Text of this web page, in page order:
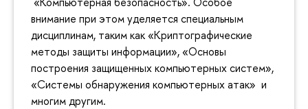
внимание при этом уделяется специальным
дисциплинам, таким как «Криптографические
методы защиты информации», «Основы
построения защищенных компьютерных систем»,
«Системы обнаружения компьютерных атак» и
многим другим.